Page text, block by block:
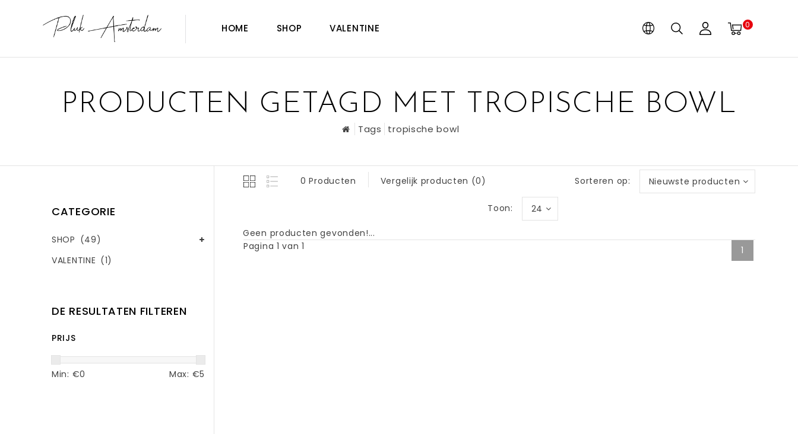
HOME SHOP VALENTINE 0
PRODUCTEN GETAGD MET TROPISCHE BOWL
Tags tropische bowl
CATEGORIE
SHOP (49)
VALENTINE (1)
DE RESULTATEN FILTEREN
PRIJS
Min: €0 Max: €5
0 Producten Vergelijk producten (0) Sorteren op: Nieuwste producten
Toon: 24
Geen producten gevonden!...
Pagina 1 van 1
1